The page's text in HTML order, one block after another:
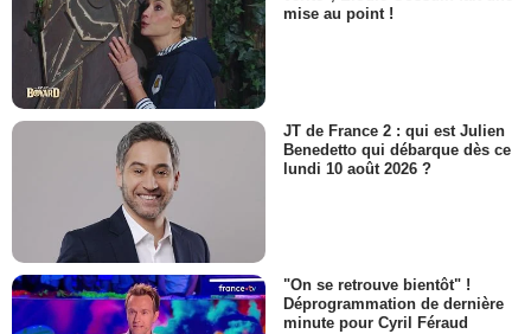
mise au point !
JT de France 2 : qui est Julien
Benedetto qui débarque dès ce
lundi 10 août 2026 ?
"On se retrouve bientôt" !
Déprogrammation de dernière
minute pour Cyril Féraud